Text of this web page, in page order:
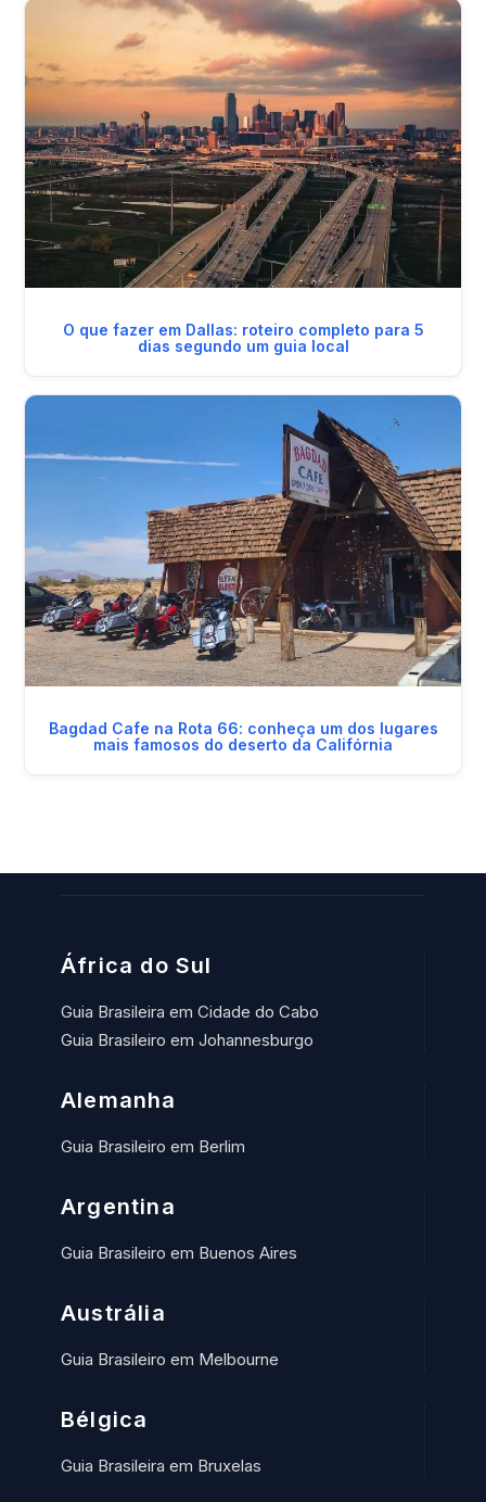
O que fazer em Dallas: roteiro completo para 5
dias segundo um guia local
Bagdad Cafe na Rota 66: conheça um dos lugares
mais famosos do deserto da Califórnia
África do Sul
Guia Brasileira em Cidade do Cabo
Guia Brasileiro em Johannesburgo
Alemanha
Guia Brasileiro em Berlim
Argentina
Guia Brasileiro em Buenos Aires
Austrália
Guia Brasileiro em Melbourne
Bélgica
Guia Brasileira em Bruxelas